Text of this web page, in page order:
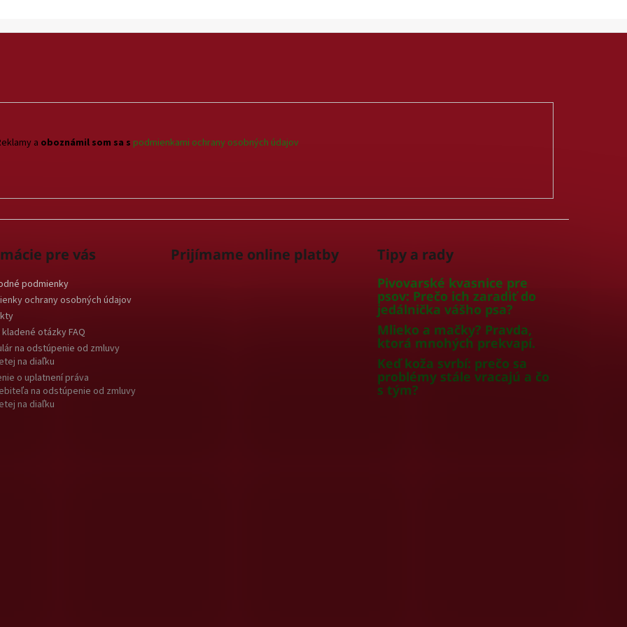
a oboznámil som sa s podmienkami ochrany osobných údajov
pre vás
podmienky
ochrany osobných údajov
otázky FAQ
na odstúpenie od zmluvy
na diaľku
o uplatnení práva
na odstúpenie od zmluvy
na diaľku
Prijímame online platby Tipy a rady
Pivovarské kvasnice pre
psov: Prečo ich zaradiť do
jedálnička vášho psa?
Mlieko a mačky? Pravda,
ktorá mnohých prekvapí.
Keď koža svrbí: prečo sa
problémy stále vracajú a čo
s tým?